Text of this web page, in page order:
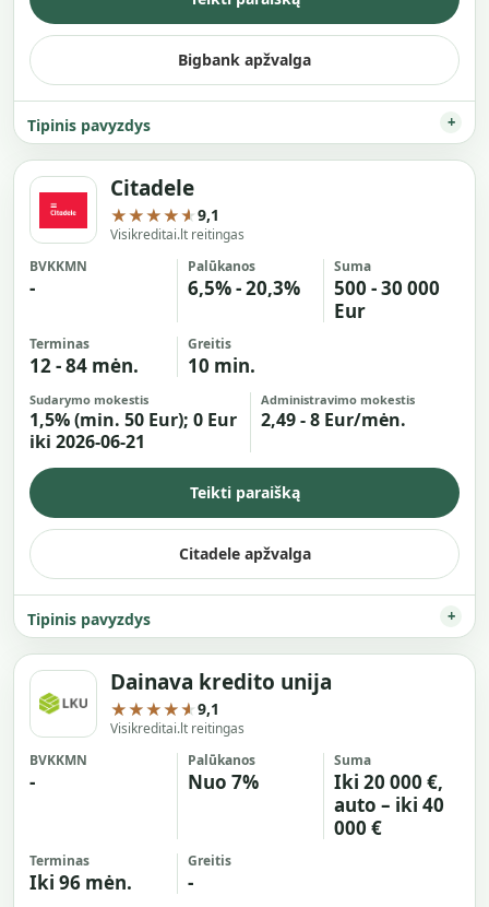
Bigbank apžvalga
Tipinis pavyzdys
Citadele
★★★★★9,1
Visikreditai.lt reitingas
BVKKMN
-
Palūkanos
6,5% - 20,3%
Suma
500 - 30 000
Eur
Terminas
12 - 84 mėn.
Greitis
10 min.
Sudarymo mokestis
1,5% (min. 50 Eur); 0 Eur
iki 2026-06-21
Administravimo mokestis
2,49 - 8 Eur/mėn.
Teikti paraišką
Citadele apžvalga
Tipinis pavyzdys
Dainava kredito unija
★★★★★9,1
Visikreditai.lt reitingas
BVKKMN
-
Palūkanos
Nuo 7%
Suma
Iki 20 000 €,
auto – iki 40
000 €
Terminas
Iki 96 mėn.
Greitis
-